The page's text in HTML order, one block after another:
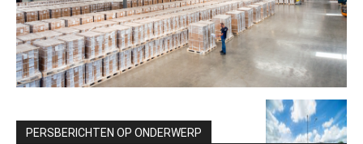
PERSBERICHTEN OP ONDERWERP